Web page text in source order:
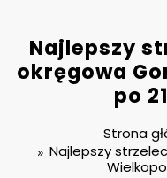
Najlepszy
okręgowa
po
Strona
Najlepszy